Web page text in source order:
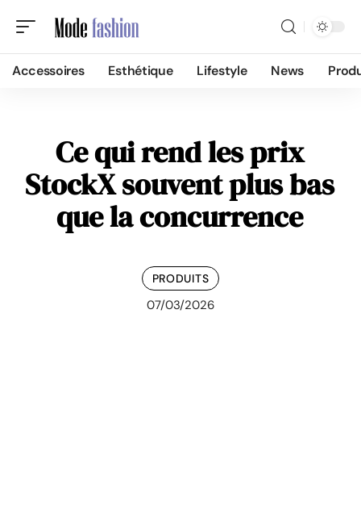
Accessoires Esthétique Lifestyle News
Ce qui rend les prix
StockX souvent plus bas
que la concurrence
PRODUITS
07/03/2026